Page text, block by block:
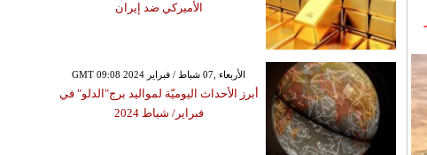
الأميركي ضد إيران
GMT 09:08 2024 الأربعاء ,07 شباط / فبراير
أبرز الأحداث اليوميّة لمواليد برج"الدلو" في
فبراير/ شباط 2024